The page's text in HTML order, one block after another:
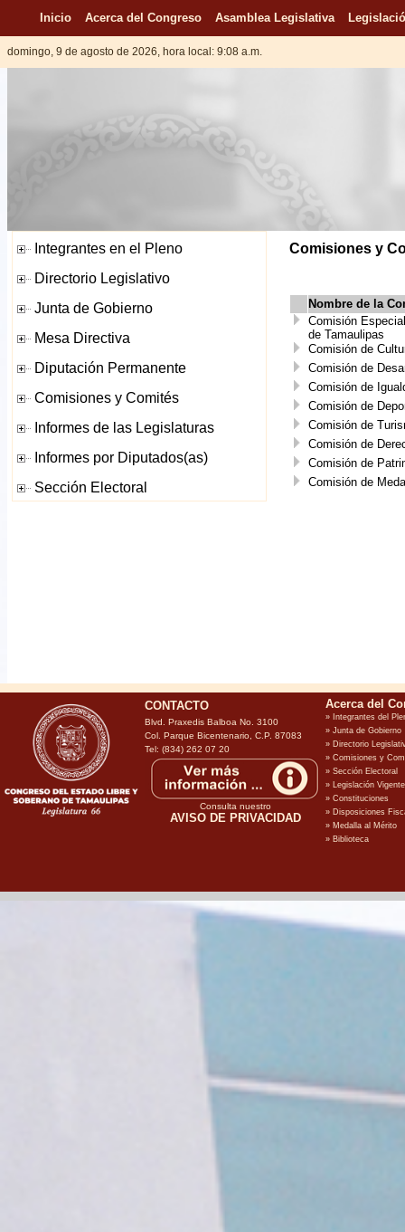
Inicio Acerca del Congreso Asamblea Legislativa
domingo, 9 de agosto de 2026, hora local: 9:08 a.m.
Comisiones y
Nombre de la
Comisión
de Tamaulipas
Comisión de
Comisión de
Comisión de
Comisión de
Comisión de
Comisión de
Comisión de
Comisión de
CONTACTO
Blvd. Praxedis Balboa No. 3100
Col. Parque Bicentenario, C.P. 87083
Tel: (834) 262 07 20
Consulta nuestro
AVISO DE PRIVACIDAD